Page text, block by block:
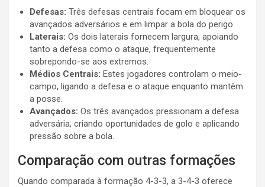
Defesas: Três defesas centrais focam em bloquear os
avançados adversários e em limpar a bola do perigo.
Laterais: Os dois laterais fornecem largura, apoiando
tanto a defesa como o ataque, frequentemente
sobrepondo-se aos extremos.
Médios Centrais: Estes jogadores controlam o meio-
campo, ligando a defesa e o ataque enquanto mantêm
a posse.
Avançados: Os três avançados pressionam a defesa
adversária, criando oportunidades de golo e aplicando
pressão sobre a bola.
Comparação com outras formações
Quando comparada à formação 4-3-3, a 3-4-3 oferece